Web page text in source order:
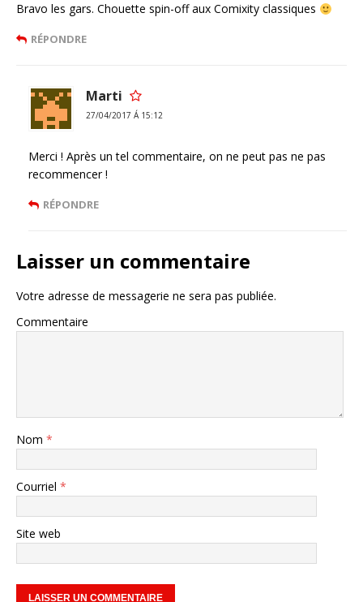
Bravo les gars. Chouette spin-off aux Comixity classiques
RÉPONDRE
Marti
27/04/2017 Á 15:12
Merci ! Après un tel commentaire, on ne peut pas ne pas
recommencer !
RÉPONDRE
Laisser un commentaire
Votre adresse de messagerie ne sera pas publiée.
Commentaire
Nom *
Courriel *
Site web